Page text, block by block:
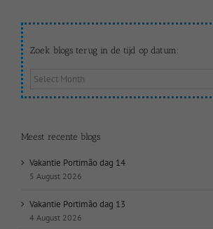
Zoek blogs terug in de tijd op datum:
Zoek
op
datum:
Meest recente blogs
Vakantie Portimão dag 14
5 August 2026
Vakantie Portimão dag 13
4 August 2026